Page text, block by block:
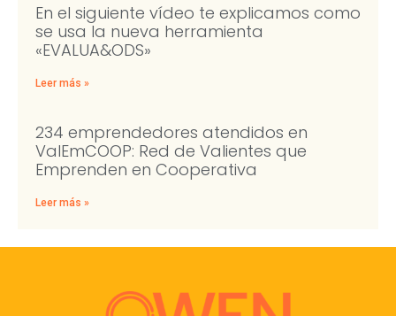
En el siguiente vídeo te explicamos como
se usa la nueva herramienta
«EVALUA&ODS»
Leer más »
234 emprendedores atendidos en
ValEmCOOP: Red de Valientes que
Emprenden en Cooperativa
Leer más »